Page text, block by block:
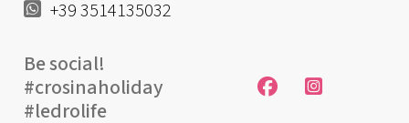
+39 3514135032
Be social!
#crosinaholiday
#ledrolife